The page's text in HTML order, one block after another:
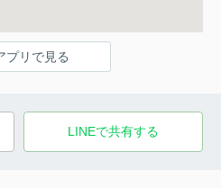
プリで見る
LINEで共有する